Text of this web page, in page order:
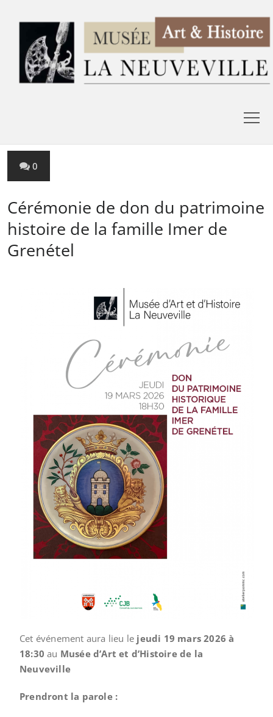
0
Cérémonie de don du patrimoine
histoire de la famille Imer de
Grenétel
Cet événement aura lieu le jeudi 19 mars 2026 à
18:30 au Musée d’Art et d’Histoire de la
Neuveville
Prendront la parole :